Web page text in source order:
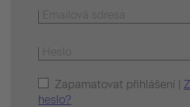
Zapamatovat přihlášení |
heslo?